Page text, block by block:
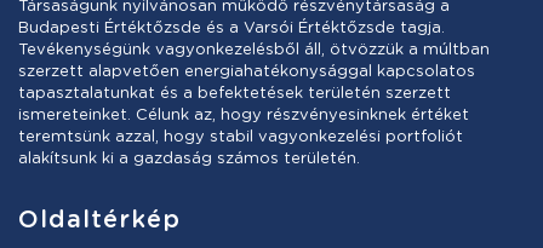
Társaságunk nyilvánosan működő részvénytársaság a
Budapesti Értéktőzsde és a Varsói Értéktőzsde tagja.
Tevékenységünk vagyonkezelésből áll, ötvözzük a múltban
szerzett alapvetően energiahatékonysággal kapcsolatos
tapasztalatunkat és a befektetések területén szerzett
ismereteinket. Célunk az, hogy részvényesinknek értéket
teremtsünk azzal, hogy stabil vagyonkezelési portfoliót
alakítsunk ki a gazdaság számos területén.
Oldaltérkép